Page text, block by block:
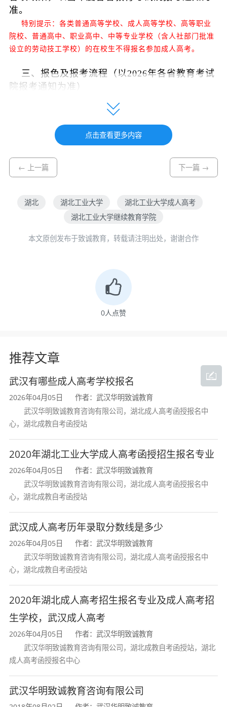
准。
特别提示：各类普通高等学校、成人高等学校、高等职业
院校、普通高中、职业高中、中等专业学校（含人社部门批准
设立的劳动技工学校）的在校生不得报名参加成人高考。
三、报色及报考流程（以2026年各省教育考试
院报考通知为准）
报名时间一般为8月下旬至9月初，湖北考生
通过湖北省教育考试院
（http://crgkbm.hbea.edu.cn/）网上报名；外省考
网站完成相关报名手续。请考生密切关注各省招
格审核、网上缴费四个阶段。具体报考流程为：
网上信息填报（约9月初，注意须准确填写报考信
息）一网上提供报考所需全部资料一网上进行身
试费一显示报考成功。随后，考生个人准备资
料，复习备考，打印准考证，参加全国成人高考
（约10月），学校录取（约12月）后发放通知
书，录取学生入学报到（约次年3月）。
禁衣冠不整或对报名照片使用美颜、滤镜、特效等功能，以免
四、考试科目及考试时间
层次 报考类别
科目
文科
、外
点击查看更多内容
← 上一篇 下一篇 →
湖北 湖北工业大学
湖北工业大学成人高考
湖北工业大学继续教育学院
本文原创发布于致诚教育，转载请注明出处，谢谢合作
0人点赞
推荐文章
武汉有哪些成人高考学校报名
2026年04月05日
作者：武汉华明致诚教育
武汉华明致诚教育咨询有限公司，湖北成人高考函授报名中
心，湖北成教自考函授站
2020年湖北工业大学成人高考函授招生报名专业
2026年04月05日
作者：武汉华明致诚教育
武汉华明致诚教育咨询有限公司，湖北成人高考函授报名中
心，湖北成教自考函授站
武汉成人高考历年录取分数线是多少
2026年04月05日
作者：武汉华明致诚教育
武汉华明致诚教育咨询有限公司，湖北成人高考函授报名中
心，湖北成教自考函授站
2020年湖北成人高考招生报名专业及成人高考招
生学校，武汉成人高考
2026年04月05日
作者：武汉华明致诚教育
武汉华明致诚教育咨询有限公司，湖北成教自考函授站，湖北
成人高考函授报名中心
武汉华明致诚教育咨询有限公司